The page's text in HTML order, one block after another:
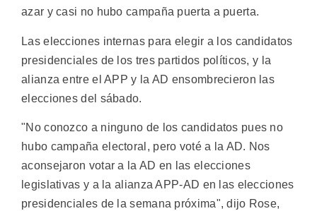
azar y casi no hubo campaña puerta a puerta.
Las elecciones internas para elegir a los candidatos
presidenciales de los tres partidos políticos, y la
alianza entre el APP y la AD ensombrecieron las
elecciones del sábado.
"No conozco a ninguno de los candidatos pues no
hubo campaña electoral, pero voté a la AD. Nos
aconsejaron votar a la AD en las elecciones
legislativas y a la alianza APP-AD en las elecciones
presidenciales de la semana próxima", dijo Rose,